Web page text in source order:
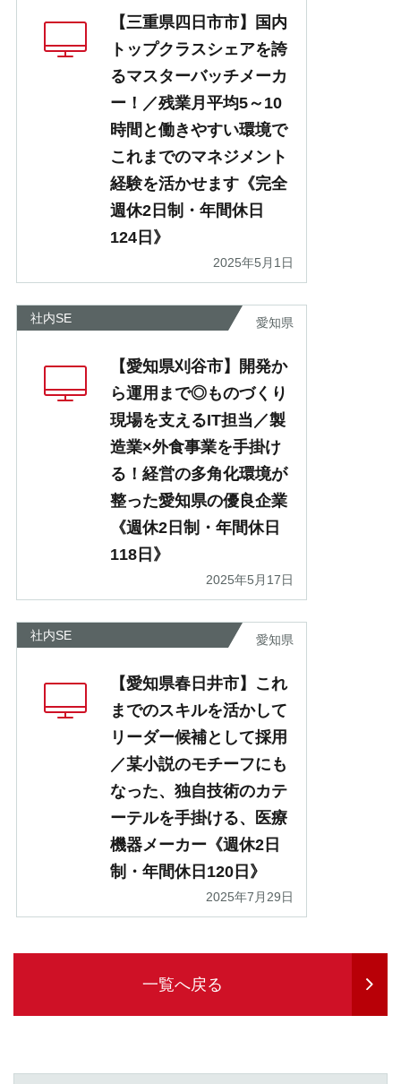
【三重県四日市市】国内
トップクラスシェアを誇
るマスターバッチメーカ
ー！／残業月平均5～10
時間と働きやすい環境で
これまでのマネジメント
経験を活かせます《完全
週休2日制・年間休日
124日》
2025年5月1日
社内SE 愛知県
【愛知県刈谷市】開発か
ら運用まで◎ものづくり
現場を支えるIT担当／製
造業×外食事業を手掛け
る！経営の多角化環境が
整った愛知県の優良企業
《週休2日制・年間休日
118日》
2025年5月17日
社内SE 愛知県
【愛知県春日井市】これ
までのスキルを活かして
リーダー候補として採用
／某小説のモチーフにも
なった、独自技術のカテ
ーテルを手掛ける、医療
機器メーカー《週休2日
制・年間休日120日》
2025年7月29日
一覧へ戻る